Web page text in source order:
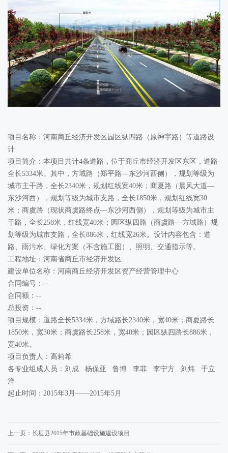
项目名称：河南商丘经济开发区园区纵四路（原神宇路）等道路设
计
项目简介：本项目共计4条道路，位于商丘市经济开发区东区，道路
全长5334米。其中，方域路（郑平路—东沙河西侧），规划等级为
城市主干路，全长2340米，规划红线宽40米；商夏路（晨风大道—
东沙河西），规划等级为城市支路，全长1850米，规划红线宽30
米；商虞路（现状商虞路终点—东沙河西侧），规划等级为城市主
干路，全长258米，红线宽40米；园区纵四路（商虞路—方域路）规
划等级为城市支路，全长886米，红线宽26米。设计内容包含：道
路、雨污水、绿化方案（不含施工图）、照明、交通指示等。
工程地址：河南省商丘市经济开发区
建设单位名称：河南商丘经济开发区资产经营管理中心
合同编号：--
合同额：--
总投资：--
项目规模：道路全长5334米，方域路长2340米，宽40米；商夏路长
1850米，宽30米；商虞路长258米，宽40米；园区纵四路长886米，
宽40米。
项目负责人：高莉希
各专业组成人员：刘成 杨保亚 鲁博 李菲 李宁方 刘炜 于立
洋
起止时间：2015年3月——2015年5月
上一页： 长垣县2015年市政基础设施建设项目